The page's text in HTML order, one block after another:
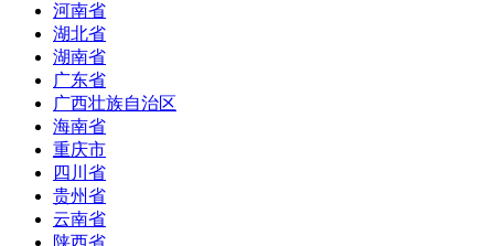
河南省
湖北省
湖南省
广东省
广西壮族自治区
海南省
重庆市
四川省
贵州省
云南省
陕西省